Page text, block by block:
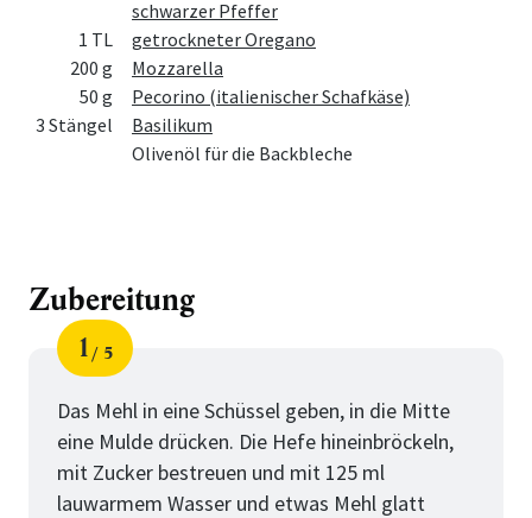
schwarzer Pfeffer
1 TL
getrockneter Oregano
200 g
Mozzarella
50 g
Pecorino (italienischer Schafkäse)
3 Stängel
Basilikum
Olivenöl für die Backbleche
Zubereitung
Schritt
1
von
5
Das Mehl in eine Schüssel geben, in die Mitte
eine Mulde drücken. Die Hefe hineinbröckeln,
mit Zucker bestreuen und mit 125 ml
lauwarmem Wasser und etwas Mehl glatt